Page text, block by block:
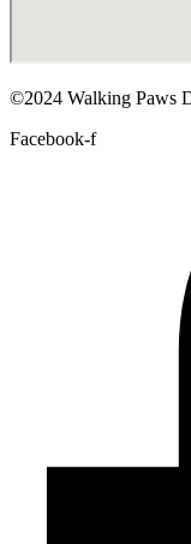
©2024 Walking Paws
Facebook-f